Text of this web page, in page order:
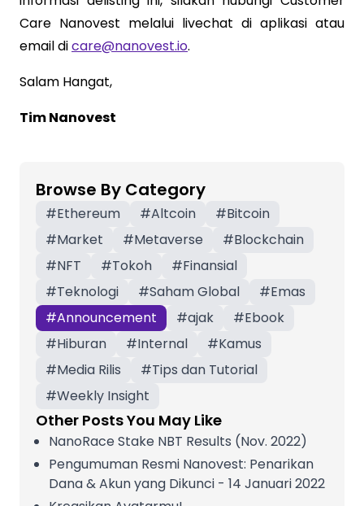
Care Nanovest melalui livechat di aplikasi atau
email dicare@nanovest.io.
Salam Hangat,
Tim Nanovest
Browse By Category
#Ethereum #Altcoin #Bitcoin
#Market #Metaverse #Blockchain
#NFT #Tokoh #Finansial
#Teknologi #Saham Global #Emas
#Announcement #ajak #Ebook
#Hiburan #Internal #Kamus
#Media Rilis #Tips dan Tutorial
#Weekly Insight
Other Posts You May Like
NanoRace Stake NBT Results (Nov. 2022)
Pengumuman Resmi Nanovest: Penarikan
Dana & Akun yang Dikunci - 14 Januari 2022